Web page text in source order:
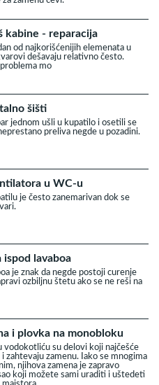
kabine - reparacija
od najkorišćenijih elemenata u
dešavaju relativno često.
mo
šišti
jednom ušli u kupatilo i osetili se
preliva negde u pozadini.
u WC-u
je često zanemarivan dok se
ispod lavaboa
je znak da negde postoji curenje
ozbiljnu štetu ako se ne reši na
i plovka na monobloku
vodokotliću su delovi koji najčešće
zahtevaju zamenu. Iako se mnogima
njihova zamena je zapravo
koji možete sami uraditi i uštedeti
majstora.